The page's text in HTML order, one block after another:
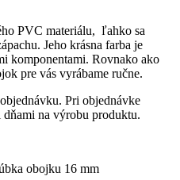
PVC materiálu, ľahko sa
Jeho krásna farba je
komponentami. Rovnako ako
pre vás vyrábame ručne.
Pri objednávke
na výrobu produktu.
obojku 16 mm